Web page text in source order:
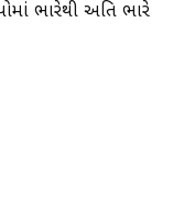
ભારેથી અતિ ભારે